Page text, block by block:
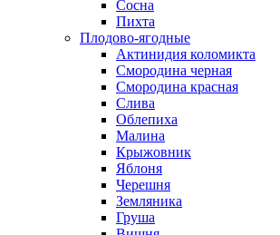
Сосна
Пихта
Плодово-ягодные
Актинидия коломикта
Смородина черная
Смородина красная
Слива
Облепиха
Малина
Крыжовник
Яблоня
Черешня
Земляника
Груша